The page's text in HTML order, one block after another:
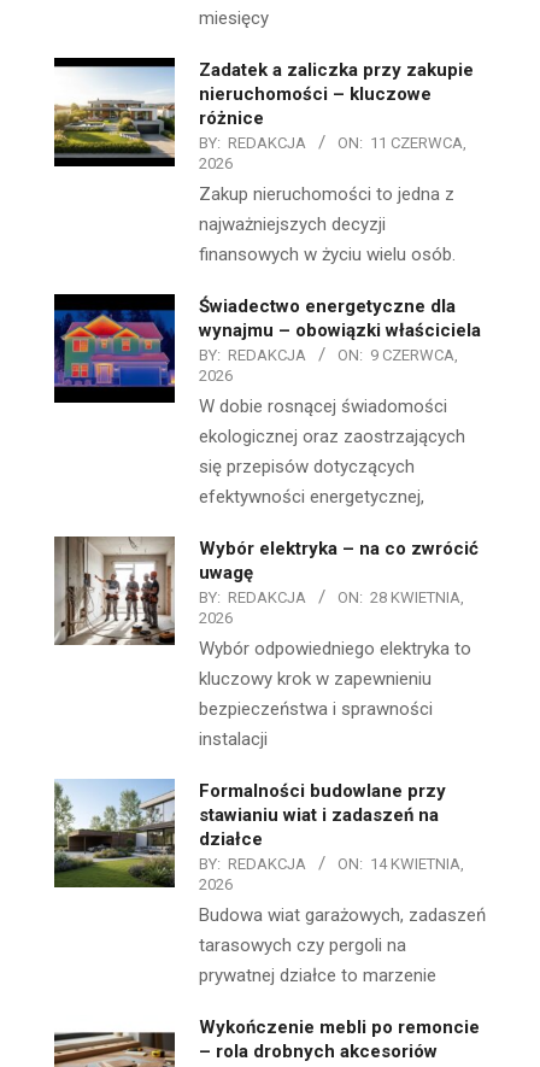
miesięcy
Zadatek a zaliczka przy zakupie
nieruchomości – kluczowe
różnice
BY: REDAKCJA ON: 11 CZERWCA,
2026
Zakup nieruchomości to jedna z
najważniejszych decyzji
finansowych w życiu wielu osób.
Świadectwo energetyczne dla
wynajmu – obowiązki właściciela
BY: REDAKCJA ON: 9 CZERWCA,
2026
W dobie rosnącej świadomości
ekologicznej oraz zaostrzających
się przepisów dotyczących
efektywności energetycznej,
Wybór elektryka – na co zwrócić
uwagę
BY: REDAKCJA ON: 28 KWIETNIA,
2026
Wybór odpowiedniego elektryka to
kluczowy krok w zapewnieniu
bezpieczeństwa i sprawności
instalacji
Formalności budowlane przy
stawianiu wiat i zadaszeń na
działce
BY: REDAKCJA ON: 14 KWIETNIA,
2026
Budowa wiat garażowych, zadaszeń
tarasowych czy pergoli na
prywatnej działce to marzenie
Wykończenie mebli po remoncie
– rola drobnych akcesoriów